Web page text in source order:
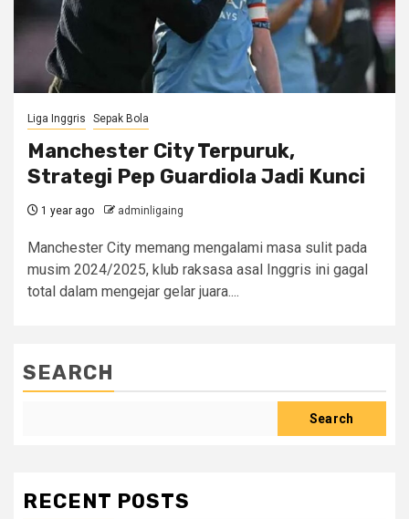
Liga Inggris Sepak Bola
Manchester City Terpuruk,
Strategi Pep Guardiola Jadi Kunci
1 year ago adminligaing
Manchester City memang mengalami masa sulit pada
musim 2024/2025, klub raksasa asal Inggris ini gagal
total dalam mengejar gelar juara....
SEARCH
Search
RECENT POSTS